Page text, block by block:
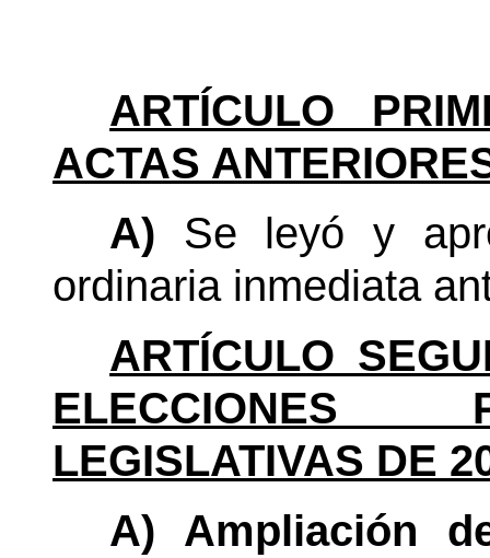
ARTÍCULO
ACTAS
A) Se leyó y
ordinaria inmediata
ARTÍCULO
ELECCIONES
LEGISLATIVAS DE
A) Ampliación